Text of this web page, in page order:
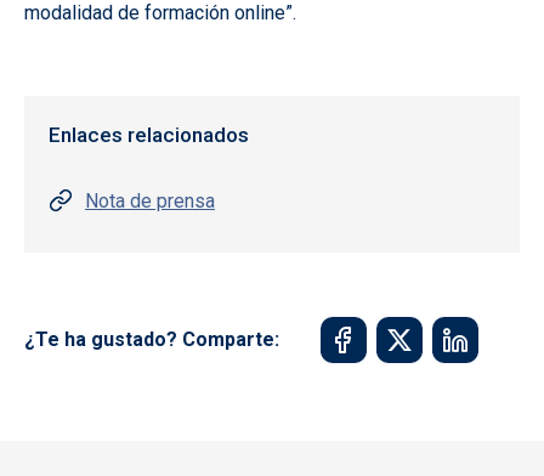
modalidad de formación online”.
Enlaces relacionados
Nota de prensa
¿Te ha gustado? Comparte: